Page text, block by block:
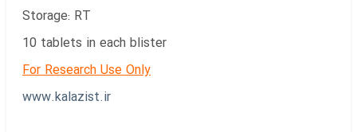
Storage: RT
10 tablets in each blister
For Research Use Only
www.kalazist.ir